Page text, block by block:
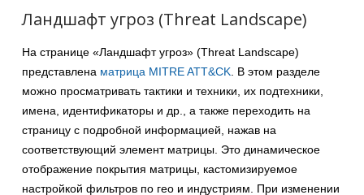
Ландшафт угроз (Threat Landscape)
На странице «Ландшафт угроз» (Threat Landscape)
представлена матрица MITRE ATT&CK. В этом разделе
можно просматривать тактики и техники, их подтехники,
имена, идентификаторы и др., а также переходить на
страницу с подробной информацией, нажав на
соответствующий элемент матрицы. Это динамическое
отображение покрытия матрицы, кастомизируемое
настройкой фильтров по гео и индустриям. При изменении